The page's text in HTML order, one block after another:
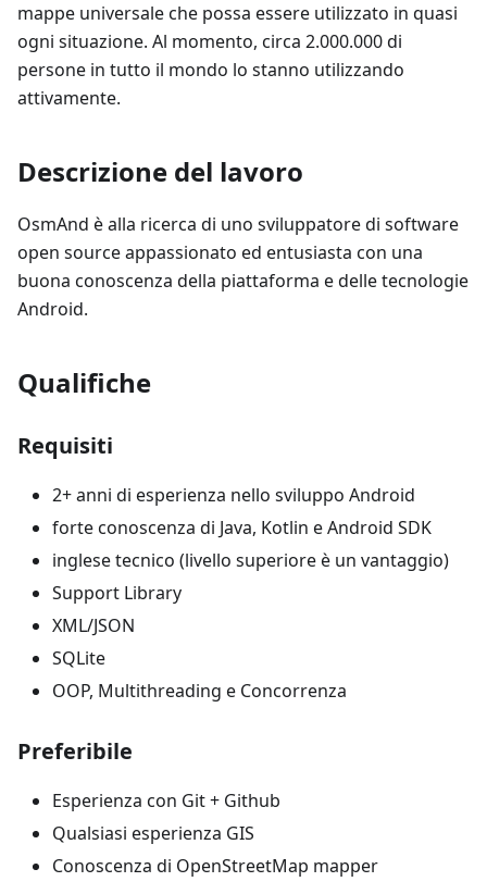
mappe universale che possa essere utilizzato in quasi
ogni situazione. Al momento, circa 2.000.000 di
persone in tutto il mondo lo stanno utilizzando
attivamente.
Descrizione del lavoro
OsmAnd è alla ricerca di uno sviluppatore di software
open source appassionato ed entusiasta con una
buona conoscenza della piattaforma e delle tecnologie
Android.
Qualifiche
Requisiti
2+ anni di esperienza nello sviluppo Android
forte conoscenza di Java, Kotlin e Android SDK
inglese tecnico (livello superiore è un vantaggio)
Support Library
XML/JSON
SQLite
OOP, Multithreading e Concorrenza
Preferibile
Esperienza con Git + Github
Qualsiasi esperienza GIS
Conoscenza di OpenStreetMap mapper